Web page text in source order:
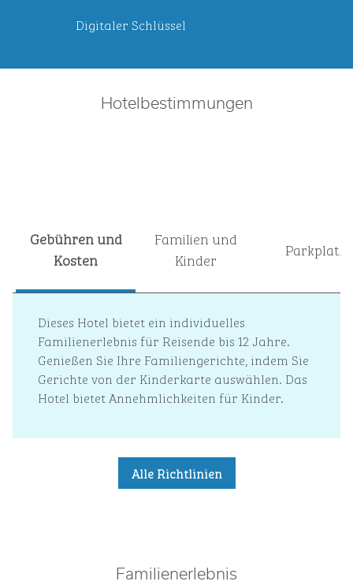
Digitaler Schlüssel
Hotelbestimmungen
Gebühren und
Kosten
Familien und
Kinder
Parkplatz
Dieses Hotel bietet ein individuelles
Familienerlebnis für Reisende bis 12 Jahre.
Genießen Sie Ihre Familiengerichte, indem Sie
Gerichte von der Kinderkarte auswählen. Das
Hotel bietet Annehmlichkeiten für Kinder.
Alle Richtlinien
Familienerlebnis